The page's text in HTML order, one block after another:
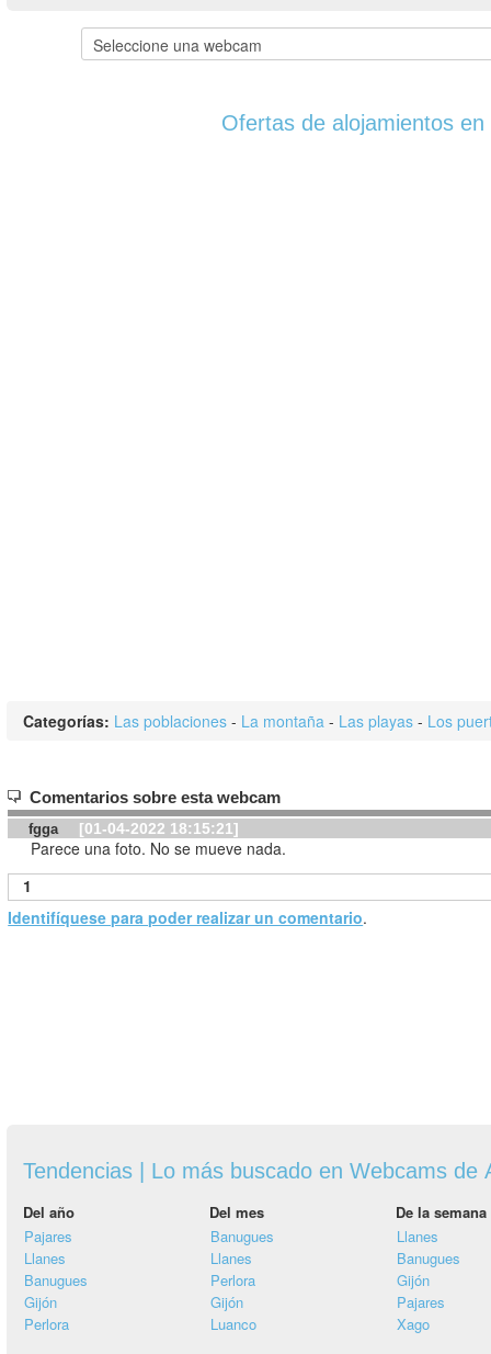
Ofertas de alojamientos en
Categorías: Las poblaciones - La montaña - Las playas - Los
Comentarios sobre esta webcam
fgga [01-04-2022 18:15:21]
Parece una foto. No se mueve nada.
1
Identifíquese para poder realizar un comentario.
Tendencias | Lo más buscado en Webcams de
Del año Del mes
De la semana
Pajares
Llanes
Banugues
Gijón
Perlora
Banugues
Llanes
Perlora
Gijón
Luanco
Llanes
Banugues
Gijón
Pajares
Xago